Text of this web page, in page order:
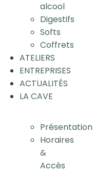
alcool
Digestifs
Softs
Coffrets
ATELIERS
ENTREPRISES
ACTUALITÉS
LA CAVE
Présentation
Horaires
&
Accès